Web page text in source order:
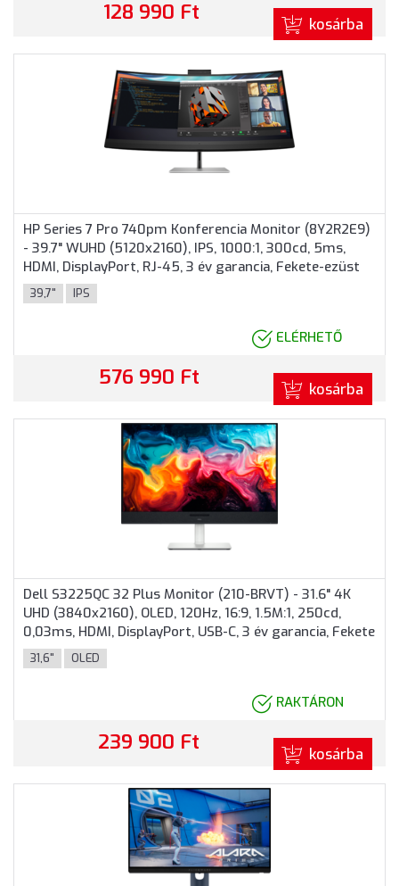
128 990 Ft kosárba
HP Series 7 Pro 740pm Konferencia Monitor (8Y2R2E9)
- 39.7" WUHD (5120x2160), IPS, 1000:1, 300cd, 5ms,
HDMI, DisplayPort, RJ-45, 3 év garancia, Fekete-ezüst
színben
39,7" IPS
ELÉRHETŐ
576 990 Ft kosárba
Dell S3225QC 32 Plus Monitor (210-BRVT) - 31.6" 4K
UHD (3840x2160), OLED, 120Hz, 16:9, 1.5M:1, 250cd,
0,03ms, HDMI, DisplayPort, USB-C, 3 év garancia, Fekete
színben
31,6" OLED
RAKTÁRON
239 900 Ft kosárba